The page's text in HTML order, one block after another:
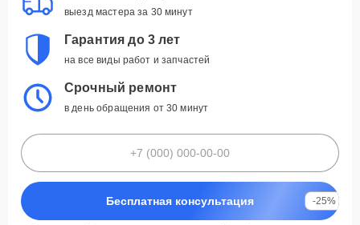
выезд мастера за 30 минут
Гарантия до 3 лет
на все виды работ и запчастей
Срочный ремонт
в день обращения от 30 минут
Бесплатная консультация -25%